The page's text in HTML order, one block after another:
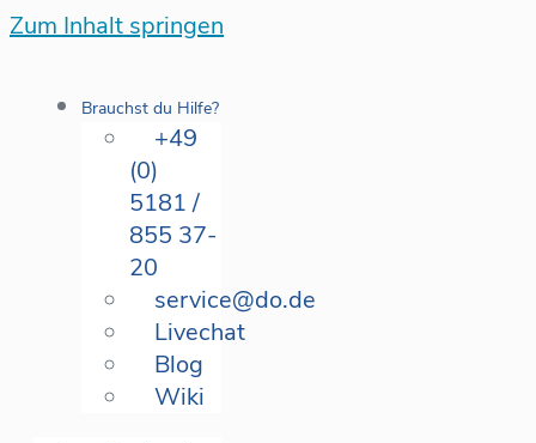
Zum Inhalt springen
Brauchst du Hilfe?
+49
(0)
5181 /
855 37-
20
service@do.de
Livechat
Blog
Wiki